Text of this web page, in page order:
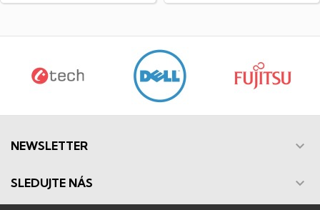
NEWSLETTER 
SLEDUJTE NÁS 